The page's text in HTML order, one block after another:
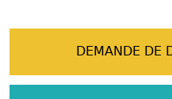
DEMANDE DE